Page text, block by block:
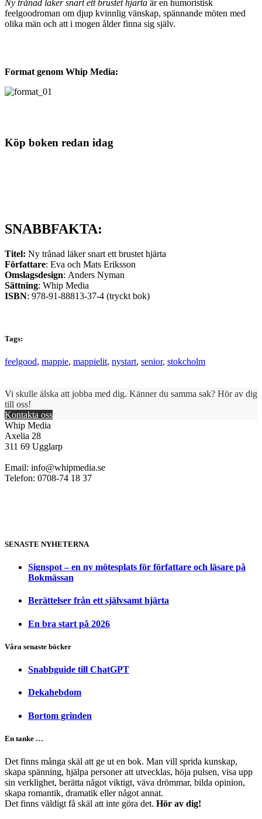
Ny trånad läker snart ett brustet hjärta är en humoristisk
feelgoodroman om djup kvinnlig vänskap, spännande möten med
olika män och att i mogen ålder finna sig själv.
Format genom Whip Media:
Köp boken redan idag
SNABBFAKTA:
Titel: Ny trånad läker snart ett brustet hjärta
Författare: Eva och Mats Eriksson
Omslagsdesign: Anders Nyman
Sättning: Whip Media
ISBN: 978-91-88813-37-4 (tryckt bok)
Tags:
feelgood, mappie, mappielit, nystart, senior, stokcholm
Vi skulle älska att jobba med dig. Känner du samma sak? Hör av dig
till oss!
Kontakta oss
Whip Media
Axelia 28
311 69 Ugglarp
Email: info@whipmedia.se
Telefon: 0708-74 18 37
SENASTE NYHETERNA
Signspot – en ny mötesplats för författare och läsare på
Bokmässan
Berättelser från ett självsamt hjärta
En bra start på 2026
Våra senaste böcker
Snabbguide till ChatGPT
Dekahebdom
Bortom grinden
En tanke …
Det finns många skäl att ge ut en bok. Man vill sprida kunskap,
skapa spänning, hjälpa personer att utvecklas, höja pulsen, visa upp
sin verklighet, berätta något viktigt, väva drömmar, bilda opinion,
skapa romantik, dramatik eller något annat.
Det finns väldigt få skäl att inte göra det. Hör av dig!